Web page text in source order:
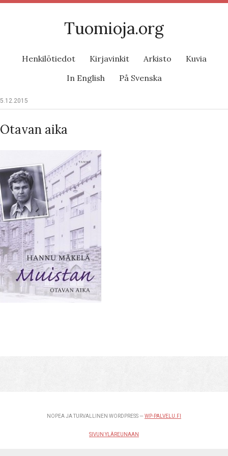
Tuomioja.org
Henkilötiedot Kirjavinkit Arkisto
Kuvia
In English
På Svenska
5.12.2015
Otavan aika
NOPEA JA TURVALLINEN WORDPRESS — WP-PALVELU.FI
SIVUN YLÄREUNAAN